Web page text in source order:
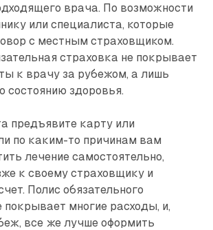
врача. По возможности
или специалиста, которые
с местным страховщиком.
страховка не покрывает
к врачу за рубежом, а лишь
состоянию здоровья.
предъявите карту или
по каким-то причинам вам
лечение самостоятельно,
к своему страховщику и
Полис обязательного
покрывает многие расходы, и,
все же лучше оформить